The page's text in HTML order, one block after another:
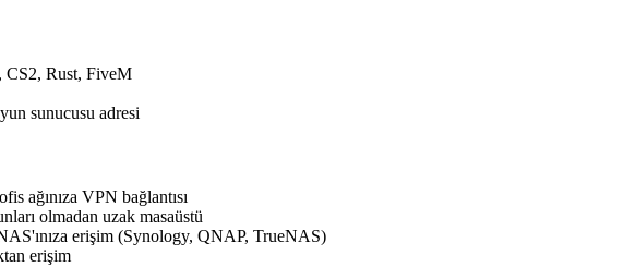
CS2, Rust, FiveM
sunucusu adresi
ağınıza VPN bağlantısı
olmadan uzak masaüstü
erişim (Synology, QNAP, TrueNAS)
erişim